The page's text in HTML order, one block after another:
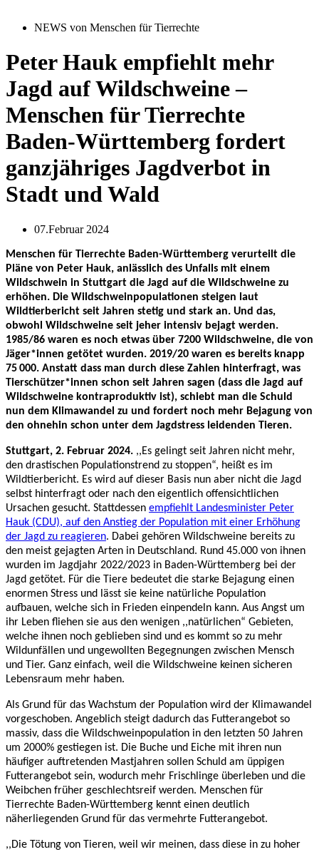
NEWS von Menschen für Tierrechte
Peter Hauk empfiehlt mehr
Jagd auf Wildschweine –
Menschen für Tierrechte
Baden-Württemberg fordert
ganzjähriges Jagdverbot in
Stadt und Wald
07.Februar 2024
Menschen für Tierrechte Baden-Württemberg verurteilt die
Pläne von Peter Hauk, anlässlich des Unfalls mit einem
Wildschwein in Stuttgart die Jagd auf die Wildschweine zu
erhöhen. Die Wildschweinpopulationen steigen laut
Wildtierbericht seit Jahren stetig und stark an. Und das,
obwohl Wildschweine seit jeher intensiv bejagt werden.
1985/86 waren es noch etwas über 7200 Wildschweine, die von
Jäger*innen getötet wurden. 2019/20 waren es bereits knapp
75 000. Anstatt dass man durch diese Zahlen hinterfragt, was
Tierschützer*innen schon seit Jahren sagen (dass die Jagd auf
Wildschweine kontraproduktiv ist), schiebt man die Schuld
nun dem Klimawandel zu und fordert noch mehr Bejagung von
den ohnehin schon unter dem Jagdstress leidenden Tieren.
Stuttgart, 2. Februar 2024. ,,Es gelingt seit Jahren nicht mehr,
den drastischen Populationstrend zu stoppen“, heißt es im
Wildtierbericht. Es wird auf dieser Basis nun aber nicht die Jagd
selbst hinterfragt oder nach den eigentlich offensichtlichen
Ursachen gesucht. Stattdessen empfiehlt Landesminister Peter
Hauk (CDU), auf den Anstieg der Population mit einer Erhöhung
der Jagd zu reagieren. Dabei gehören Wildschweine bereits zu
den meist gejagten Arten in Deutschland. Rund 45.000 von ihnen
wurden im Jagdjahr 2022/2023 in Baden-Württemberg bei der
Jagd getötet. Für die Tiere bedeutet die starke Bejagung einen
enormen Stress und lässt sie keine natürliche Population
aufbauen, welche sich in Frieden einpendeln kann. Aus Angst um
ihr Leben fliehen sie aus den wenigen ,,natürlichen“ Gebieten,
welche ihnen noch geblieben sind und es kommt so zu mehr
Wildunfällen und ungewollten Begegnungen zwischen Mensch
und Tier. Ganz einfach, weil die Wildschweine keinen sicheren
Lebensraum mehr haben.
Als Grund für das Wachstum der Population wird der Klimawandel
vorgeschoben. Angeblich steigt dadurch das Futterangebot so
massiv, dass die Wildschweinpopulation in den letzten 50 Jahren
um 2000% gestiegen ist. Die Buche und Eiche mit ihren nun
häufiger auftretenden Mastjahren sollen Schuld am üppigen
Futterangebot sein, wodurch mehr Frischlinge überleben und die
Weibchen früher geschlechtsreif werden. Menschen für
Tierrechte Baden-Württemberg kennt einen deutlich
näherliegenden Grund für das vermehrte Futterangebot.
,,Die Tötung von Tieren, weil wir meinen, dass diese in zu hoher